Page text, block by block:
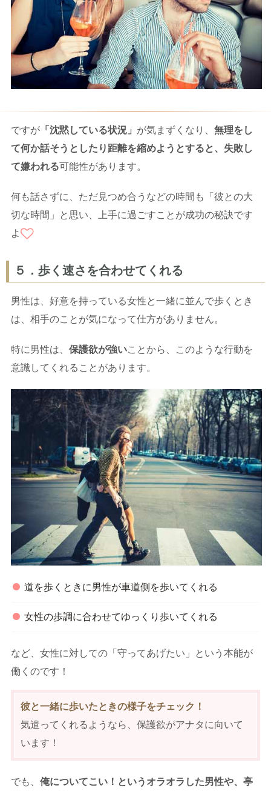
ですが 「沈黙している状況」 が気まずくなり、 無理をし
て何か話そうとしたり距離を縮めようとすると、失敗し
て嫌われる可能性があります。
何も話さずに、ただ見つめ合うなどの時間も「彼との大
切な時間」と思い、上手に過ごすことが成功の秘訣です
よ
５．歩く速さを合わせてくれる
男性は、好意を持っている女性と一緒に並んで歩くとき
は、相手のことが気になって仕方がありません。
特に男性は、 保護欲が強いことから、このような行動を
意識してくれることがあります。
道を歩くときに男性が車道側を歩いてくれる
女性の歩調に合わせてゆっくり歩いてくれる
など、女性に対しての「守ってあげたい」という本能が
働くのです！
彼と一緒に歩いたときの様子をチェック！
気遣ってくれるようなら、保護欲がアナタに向いて
います！
でも、 俺についてこい！というオラオラした男性や、亭